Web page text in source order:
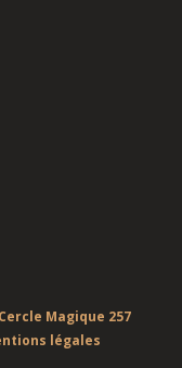
Magique 257
légales